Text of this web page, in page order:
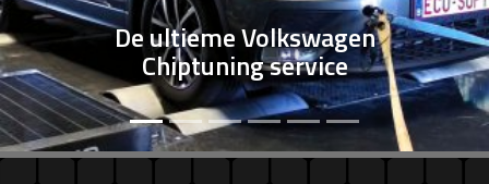
De ultieme Volkswagen
Chiptuning service